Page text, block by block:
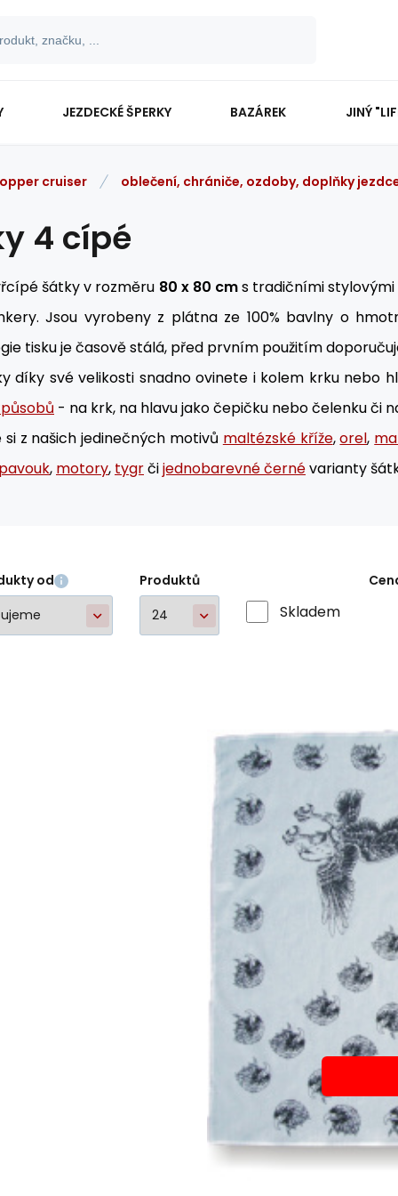
JEZDECKÉ ŠPERKY BAZÁREK JINÝ
cruiser oblečení, chrániče, ozdoby, doplňky
4 cípé
šátky v rozměru 80 x 80 cms tradičními
Jsou vyrobeny z plátna ze 100% bavlny o
tisku je časově stálá, před prvním použitím
díky své velikosti snadno ovinete i kolem krku nebo
- na krk, na hlavu jako čepičku nebo čelenku či
z našich jedinečných motivů maltézské kříže,orel,
pavouk, motory, tygrčijednobarevné černévarianty
od Produktů
Skladem
Velký bavlněný šátek se